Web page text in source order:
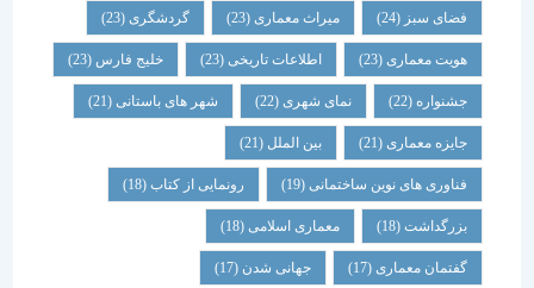
فضای سبز(24) میراث معماری (23) گردشگری (23)
هویت معماری (23) اطلاعات تاریخی(23) خلیج فارس(23)
جشنواره(22) نمای شهری(22) شهر های باستانی (21)
جایزه معماری (21) بین الملل(21)
فناوری های نوین ساختمانی(19) رونمایی از کتاب (18)
بزرگداشت (18) معماری اسلامی(18)
گفتمان معماری (17) جهانی شدن(17)